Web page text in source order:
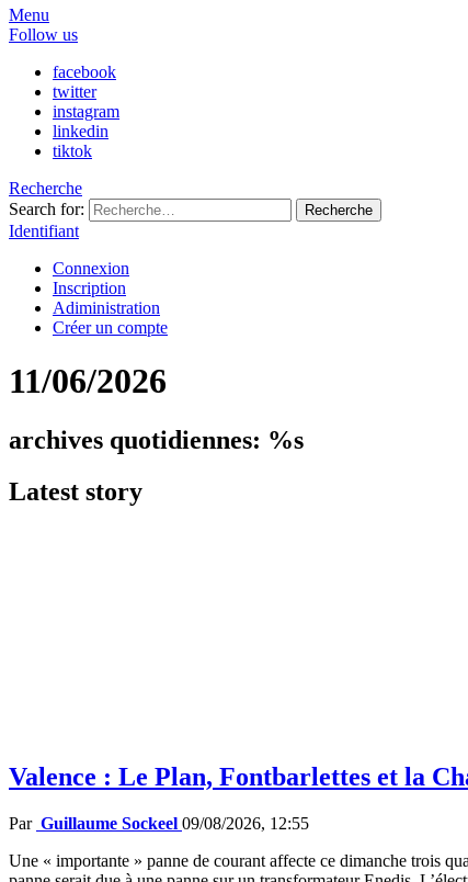
Menu
Follow us
facebook
twitter
instagram
linkedin
tiktok
Recherche
Search for:
Recherche
Identifiant
Connexion
Inscription
Adiministration
Créer un compte
11/06/2026
archives quotidiennes: %s
Latest story
Valence : Le Plan, Fontbarlettes et la
Par Guillaume Sockeel 09/08/2026, 12:55
Une « importante » panne de courant affecte ce dimanche trois